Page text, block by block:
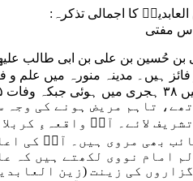
العابدینؑ کا اجمالی تذکرہ:
مفتی
بن حُسین بن علی بن ابی طالب
فائز ہیں۔ مدینہ منورہ میں علم
تاہم مریض ہونے کی
لائے۔ آپؑ واقعہءِ
بھی مروی ہیں۔ آپؑ کی
امام نووی لکھتے ہیں کہ
کی زینت (زین